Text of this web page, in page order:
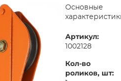
Основные
Артикул:
1002128
Кол-во
роликов, шт: